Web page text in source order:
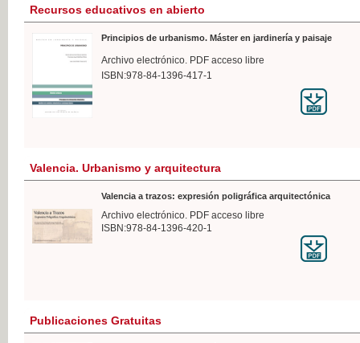
Recursos educativos en abierto
Principios de urbanismo. Máster en jardinería y paisaje
Archivo electrónico. PDF acceso libre
ISBN:978-84-1396-417-1
Valencia. Urbanismo y arquitectura
Valencia a trazos: expresión poligráfica arquitectónica
Archivo electrónico. PDF acceso libre
ISBN:978-84-1396-420-1
Publicaciones Gratuitas